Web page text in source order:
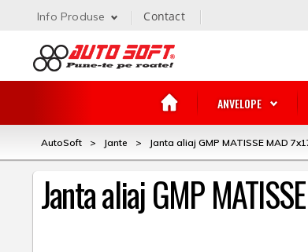
ANVELOPE
Info Produse Contact
AutoSoft > Jante > Janta aliaj GMP MATISSE MAD
Janta aliaj GMP